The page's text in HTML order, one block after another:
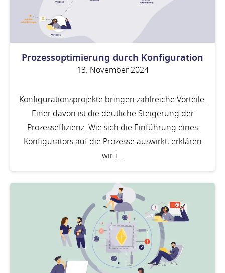
Prozessoptimierung durch Konfiguration
13. November 2024
Konfigurationsprojekte bringen zahlreiche Vorteile.
Einer davon ist die deutliche Steigerung der
Prozesseffizienz. Wie sich die Einführung eines
Konfigurators auf die Prozesse auswirkt, erklären
wir i...